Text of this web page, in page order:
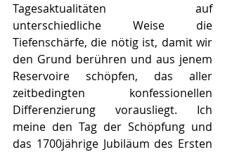
Tagesaktualitäten auf
unterschiedliche Weise die
Tiefenschärfe, die nötig ist, damit wir
den Grund berühren und aus jenem
Reservoire schöpfen, das aller
zeitbedingten konfessionellen
Differenzierung vorausliegt. Ich
meine den Tag der Schöpfung und
das 1700jährige Jubiläum des Ersten